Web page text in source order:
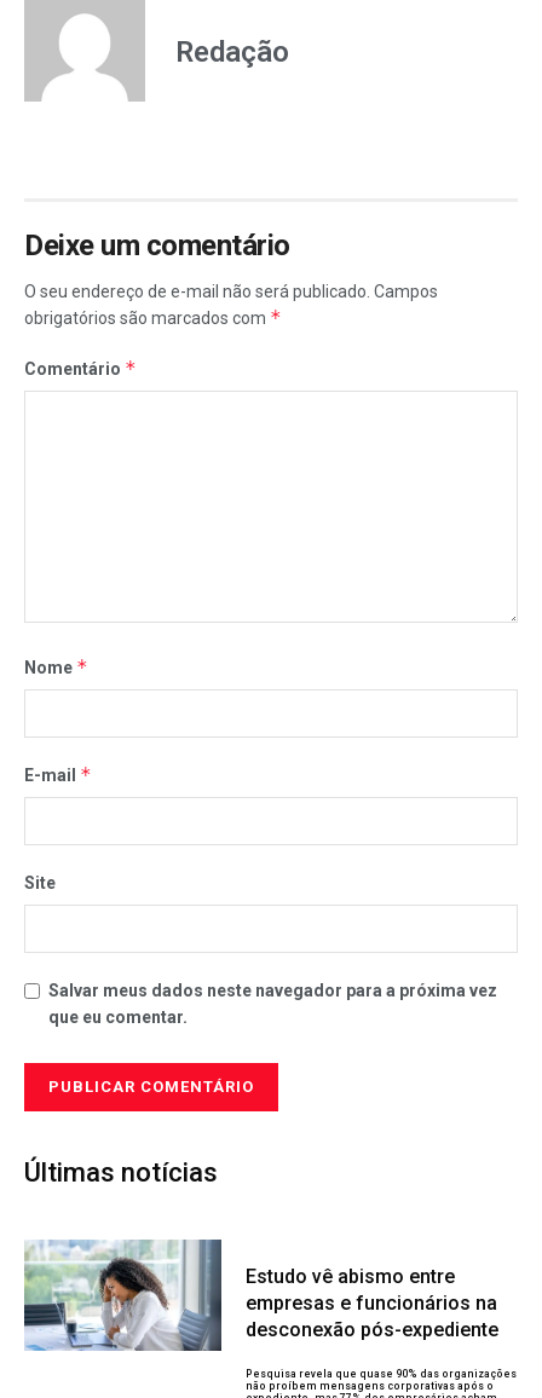
Redação
Deixe um comentário
O seu endereço de e-mail não será publicado. Campos
obrigatórios são marcados com *
Comentário *
Nome *
E-mail *
Site
Salvar meus dados neste navegador para a próxima vez
que eu comentar.
Últimas notícias
Estudo vê abismo entre
empresas e funcionários na
desconexão pós-expediente
Pesquisa revela que quase 90% das organizações
não proíbem mensagens corporativas após o